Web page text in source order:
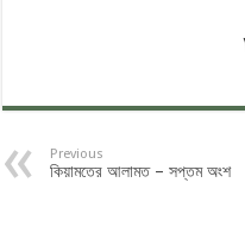
Previous
কিয়ামতের আলামত – সপ্তম অংশ